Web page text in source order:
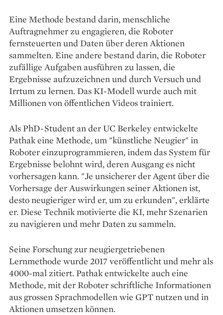
Eine Methode bestand darin, menschliche
Auftragnehmer zu engagieren, die Roboter
fernsteuerten und Daten über deren Aktionen
sammelten. Eine andere bestand darin, die Roboter
zufällige Aufgaben ausführen zu lassen, die
Ergebnisse aufzuzeichnen und durch Versuch und
Irrtum zu lernen. Das KI-Modell wurde auch mit
Millionen von öffentlichen Videos trainiert.
Als PhD-Student an der UC Berkeley entwickelte
Pathak eine Methode, um "künstliche Neugier" in
Roboter einzuprogrammieren, indem das System für
Ergebnisse belohnt wird, deren Ausgang es nicht
vorhersagen kann. "Je unsicherer der Agent über die
Vorhersage der Auswirkungen seiner Aktionen ist,
desto neugieriger wird er, um zu erkunden", erklärte
er. Diese Technik motivierte die KI, mehr Szenarien
zu navigieren und mehr Daten zu sammeln.
Seine Forschung zur neugiergetriebenen
Lernmethode wurde 2017 veröffentlicht und mehr als
4000-mal zitiert. Pathak entwickelte auch eine
Methode, mit der Roboter schriftliche Informationen
aus grossen Sprachmodellen wie GPT nutzen und in
Aktionen umsetzen können.